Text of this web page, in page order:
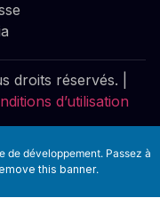
droits réservés. |
d’utilisation
de développement. Passez à
this banner.